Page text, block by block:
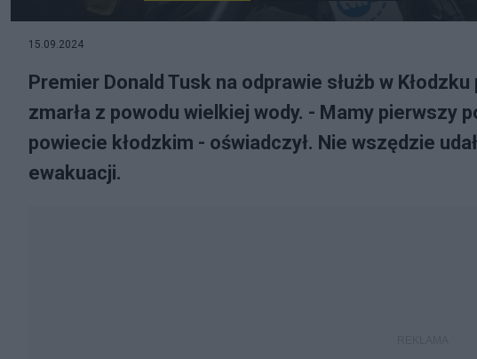
15.09.2024
Premier Donald Tusk na odprawie służb w
zmarła z powodu wielkiej wody. - Mamy pierwszy
powiecie kłodzkim - oświadczył. Nie wszędzie
ewakuacji.